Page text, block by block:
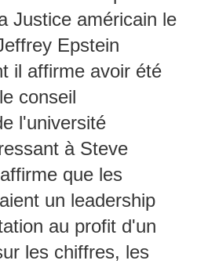
Justice américain le
Epstein
il affirme avoir été
conseil
l'université
à Steve
que les
un leadership
au profit d'un
les chiffres, les